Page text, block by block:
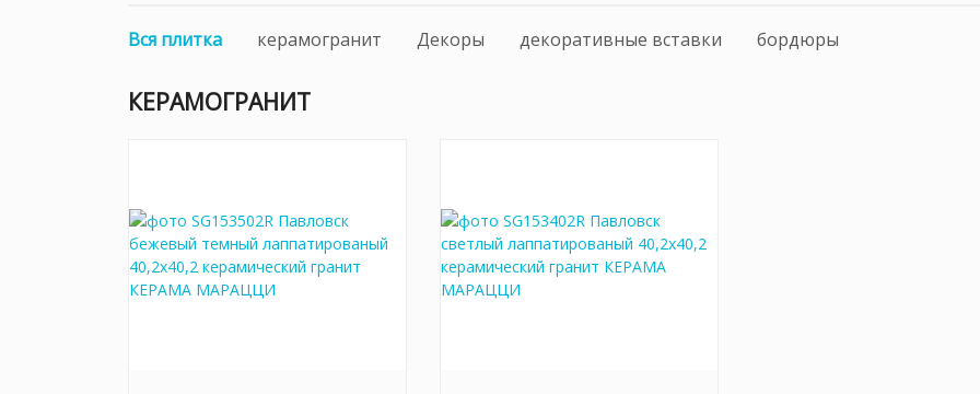
Вся плитка керамогранит Декоры декоративные вставки бордюры
КЕРАМОГРАНИТ